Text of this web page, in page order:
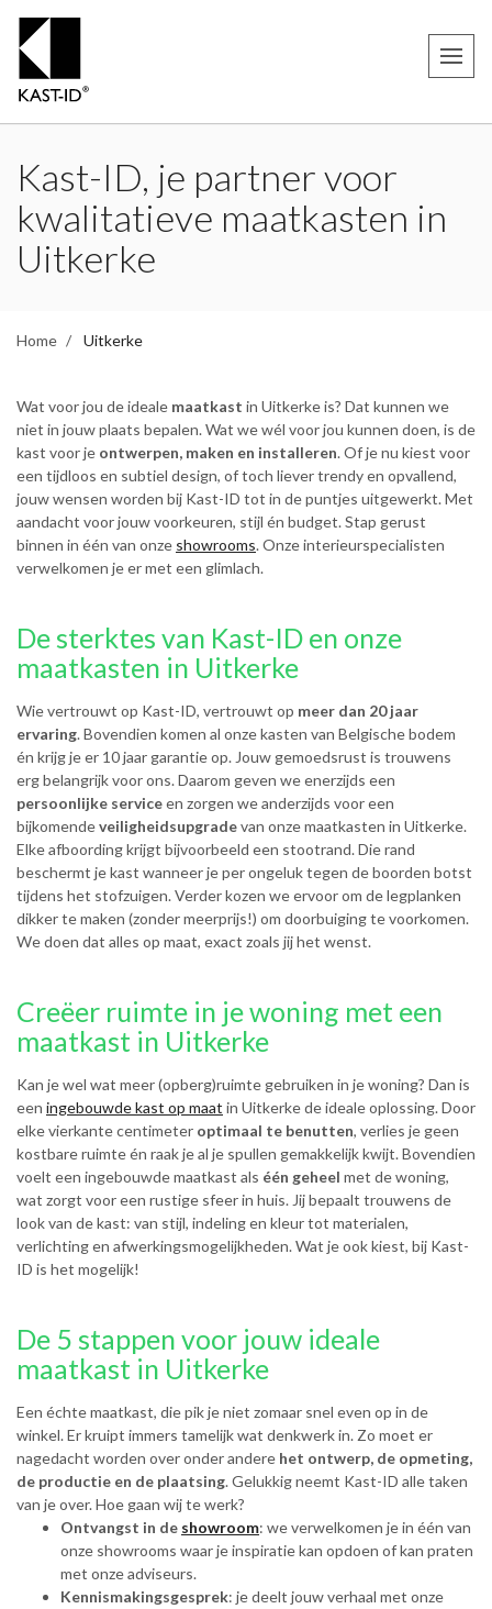
Kast-ID, je partner voor
kwalitatieve maatkasten in
Uitkerke
Home Uitkerke
Wat voor jou de ideale maatkast in Uitkerke is? Dat kunnen we
niet in jouw plaats bepalen. Wat we wél voor jou kunnen doen, is de
kast voor je ontwerpen, maken en installeren. Of je nu kiest voor
een tijdloos en subtiel design, of toch liever trendy en opvallend,
jouw wensen worden bij Kast-ID tot in de puntjes uitgewerkt. Met
aandacht voor jouw voorkeuren, stijl én budget. Stap gerust
binnen in één van onze showrooms. Onze interieurspecialisten
verwelkomen je er met een glimlach.
De sterktes van Kast-ID en onze
maatkasten in Uitkerke
Wie vertrouwt op Kast-ID, vertrouwt op meer dan 20 jaar
ervaring. Bovendien komen al onze kasten van Belgische bodem
én krijg je er 10 jaar garantie op. Jouw gemoedsrust is trouwens
erg belangrijk voor ons. Daarom geven we enerzijds een
persoonlijke serviceen zorgen we anderzijds voor een
bijkomendeveiligheidsupgradevan onze maatkasten in Uitkerke.
Elke afboording krijgt bijvoorbeeld een stootrand. Die rand
beschermt je kast wanneer je per ongeluk tegen de boorden botst
tijdens het stofzuigen. Verder kozen we ervoor om de legplanken
dikker te maken (zonder meerprijs!) om doorbuiging te voorkomen.
We doen dat alles op maat, exact zoals jij het wenst.
Creëer ruimte in je woning met een
maatkast in Uitkerke
Kan je wel wat meer (opberg)ruimte gebruiken in je woning? Dan is
een ingebouwde kast op maat in Uitkerke de ideale oplossing. Door
elke vierkante centimeter optimaal te benutten, verlies je geen
kostbare ruimte én raak je al je spullen gemakkelijk kwijt. Bovendien
voelt een ingebouwde maatkast als één geheel met de woning,
wat zorgt voor een rustige sfeer in huis. Jij bepaalt trouwens de
look van de kast: van stijl, indeling en kleur tot materialen,
verlichting en afwerkingsmogelijkheden. Wat je ook kiest, bij Kast-
ID is het mogelijk!
De 5 stappen voor jouw ideale
maatkast in Uitkerke
Een échte maatkast, die pik je niet zomaar snel even op in de
winkel. Er kruipt immers tamelijk wat denkwerk in. Zo moet er
nagedacht worden over onder andere het ontwerp, de opmeting,
de productie en de plaatsing. Gelukkig neemt Kast-ID alle taken
van je over. Hoe gaan wij te werk?
Ontvangst in de showroom: we verwelkomen je in één van
onze showrooms waar je inspiratie kan opdoen of kan praten
met onze adviseurs.
Kennismakingsgesprek: je deelt jouw verhaal met onze